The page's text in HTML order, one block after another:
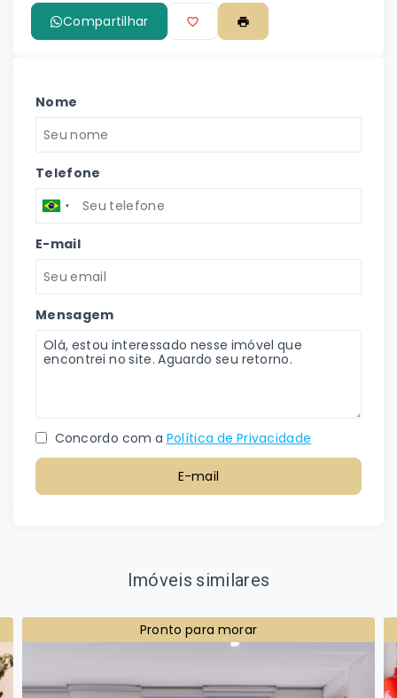
Compartilhar
Nome
Telefone
E-mail
Mensagem
Concordo com a Política de Privacidade
E-mail
Imóveis similares
Pronto para morar